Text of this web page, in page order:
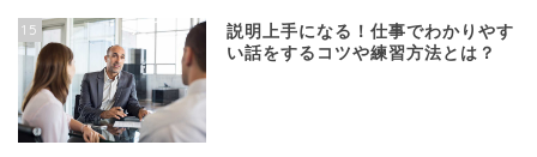
15
説明上手になる！仕事でわかりやす
い話をするコツや練習方法とは？